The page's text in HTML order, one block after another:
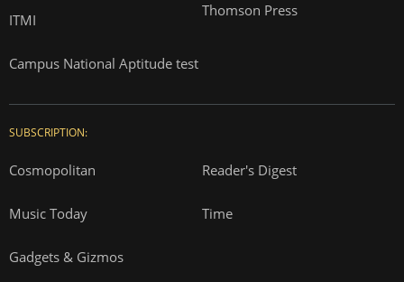
ITMI
Campus National Aptitude test
Thomson Press
SUBSCRIPTION:
Cosmopolitan Reader's Digest
Music Today Time
Gadgets & Gizmos